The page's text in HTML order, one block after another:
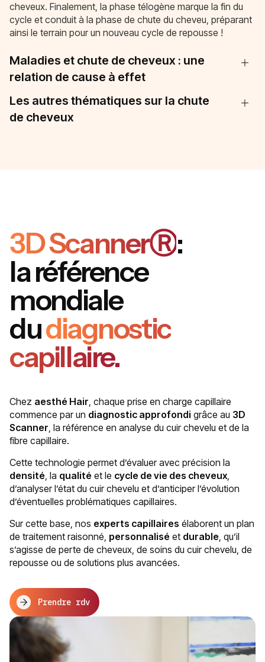
cheveux. Finalement, la phase télogène marque la fin du
cycle et conduit à la phase de chute du cheveu, préparant
ainsi le terrain pour un nouveau cycle de repousse !
Maladies et chute de cheveux : une
relation de cause à effet
Les autres thématiques sur la chute
de cheveux
3D ScannerⓇ:
la référence
mondiale
dudiagnostic
capillaire.
Chez aesthé Hair, chaque prise en charge capillaire
commence par un diagnostic approfondi grâce au 3D
Scanner, la référence en analyse du cuir chevelu et de la
fibre capillaire.
Cette technologie permet d’évaluer avec précision la
densité, la qualité et le cycle de vie des cheveux,
d’analyser l’état du cuir chevelu et d’anticiper l’évolution
d’éventuelles problématiques capillaires.
Sur cette base, nos experts capillaires élaborent un plan
de traitement raisonné, personnalisé et durable, qu’il
s’agisse de perte de cheveux, de soins du cuir chevelu, de
repousse ou de solutions plus avancées.
Prendre rdv